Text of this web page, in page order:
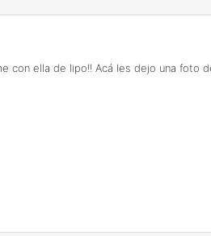
con ella de lipo!! Acá les dejo una foto